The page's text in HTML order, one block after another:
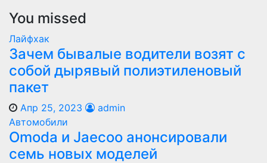
You missed
Лайфхак
Зачем бывалые водители возят с
собой дырявый полиэтиленовый
пакет
Апр 25, 2023
admin
Автомобили
Оmoda и Jaecoo анонсировали
семь новых моделей